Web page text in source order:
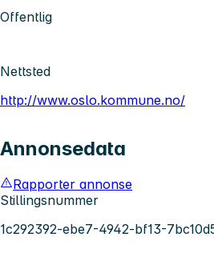
Offentlig
Nettsted
http://www.oslo.kommune.no/
Annonsedata
Rapporter annonse
Stillingsnummer
1c292392-ebe7-4942-bf13-